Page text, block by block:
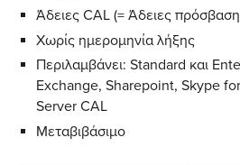
Άδειες CAL (= Άδειες
Χωρίς ημερομηνία λήξης
Περιλαμβάνει: Standard και
Exchange, Sharepoint, Skype
Server CAL
Μεταβιβάσιμο